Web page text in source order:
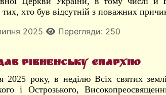
хто був відсутній з поважних
2025 Перегляди: 250
Рівненську єпархію
2025 року, в неділю Всіх святих
і Острозького,